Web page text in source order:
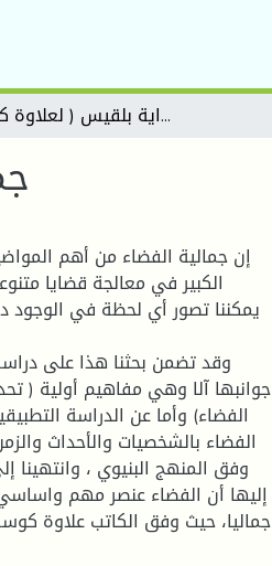
جمالية الفضاء في رواية بلقيس ( لعلاوة كوسة)
إن جمالية الفضاء من أهم
الكبير في معالجة قضايا
يمكننا تصور أي لحظة في
وقد تضمن بحثنا هذا على
جوانبها آلا وهي مفاهيم أولية (
الفضاء) وأما عن الدراسة
الفضاء بالشخصيات والأحداث
وفق المنهج البنيوي ، وانتهينا
إليها أن الفضاء عنصر مهم
جماليا، حيث وفق الكاتب علاوة